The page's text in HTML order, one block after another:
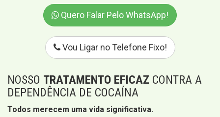
Quero Falar Pelo WhatsApp!
Vou Ligar no Telefone Fixo!
NOSSO TRATAMENTO EFICAZ CONTRA A
DEPENDÊNCIA DE COCAÍNA
Todos merecem uma vida significativa.